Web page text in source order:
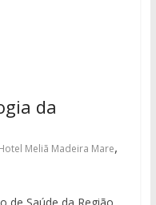
da
Meliã Madeira Mare,
de Saúde da Região